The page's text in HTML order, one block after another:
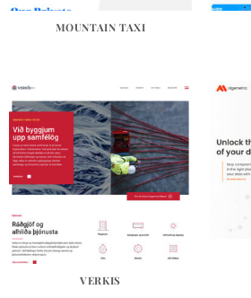
MOUNTAIN TAXI
VERKIS